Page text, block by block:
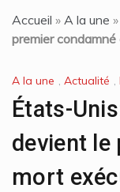
Accueil » A la une »
premier
A la une , Actualité ,
États-
devient le
mort